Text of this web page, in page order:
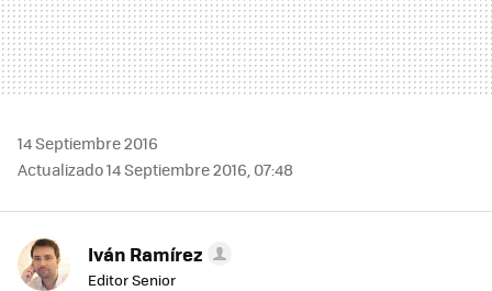
14 Septiembre 2016
Actualizado 14 Septiembre 2016, 07:48
Iván Ramírez
Editor Senior